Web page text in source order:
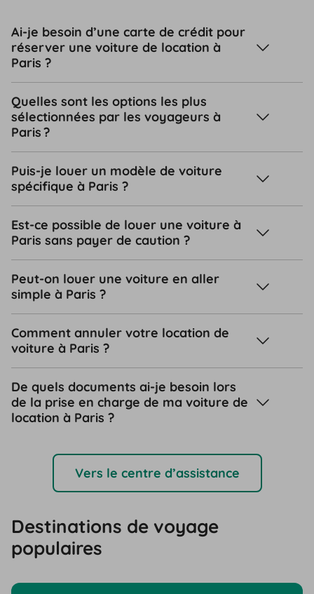
Ai-je besoin d’une carte de crédit pour
réserver une voiture de location à
Paris ?
Quelles sont les options les plus
sélectionnées par les voyageurs à
Paris ?
Puis-je louer un modèle de voiture
spécifique à Paris ?
Est-ce possible de louer une voiture à
Paris sans payer de caution ?
Peut-on louer une voiture en aller
simple à Paris ?
Comment annuler votre location de
voiture à Paris ?
De quels documents ai-je besoin lors
de la prise en charge de ma voiture de
location à Paris ?
Vers le centre d’assistance
Destinations de voyage
populaires